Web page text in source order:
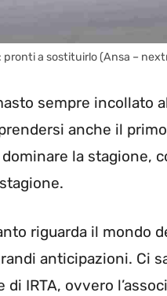
pronti a sostituirlo (Ansa –
sempre incollato
anche il
la stagione,
riguarda il mondo
anticipazioni. Ci
IRTA, ovvero